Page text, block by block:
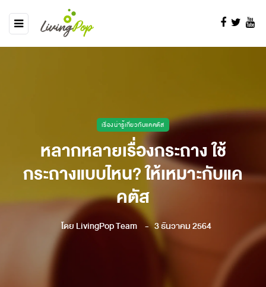
เรื่องน่ารู้เกี่ยวกับแคคตัส
หลากหลายเรื่องกระถาง ใช้
กระถางแบบไหน? ให้เหมาะกับแค
คตัส
โดย LivingPop Team 3 ธันวาคม 2564